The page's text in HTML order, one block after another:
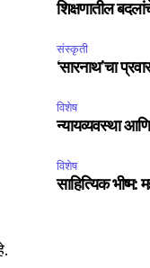
शिक्षणातील
संस्कृती
‘सारनाथ’चा
विशेष
न्यायव्यवस्था
विशेष
साहित्यिक भीष्म: